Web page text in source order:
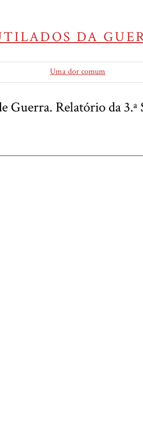
DA
Uma dor comum
Guerra. Relatório da 3.ª